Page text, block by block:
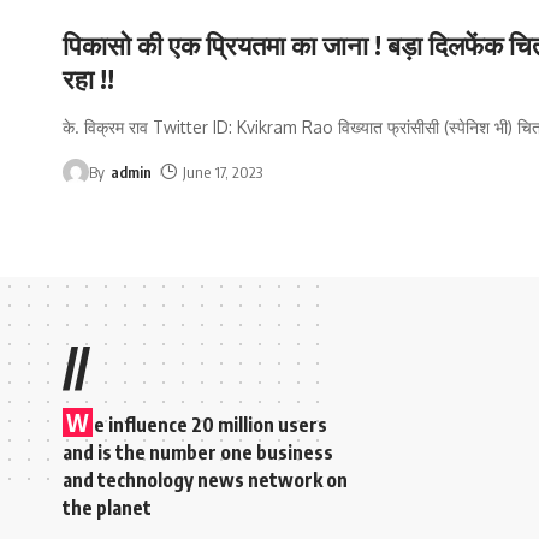
पिकासो की एक प्रियतमा का जाना ! बड़ा दिलफेंक
रहा !!
के. विक्रम राव Twitter ID: Kvikram Rao विख्यात फ्रांसीसी (स्पेनिश भी)
By admin June 17, 2023
//
W e influence 20 million users
and is the number one business
and technology news network on
the planet